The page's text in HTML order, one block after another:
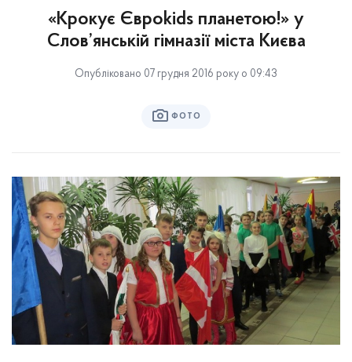
«Крокує Євроkids планетою!» у
Слов’янській гімназії міста Києва
Опубліковано 07 грудня 2016 року о 09:43
ФОТО